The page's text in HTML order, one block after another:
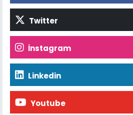
Twitter
İnstagram
Linkedin
Youtube